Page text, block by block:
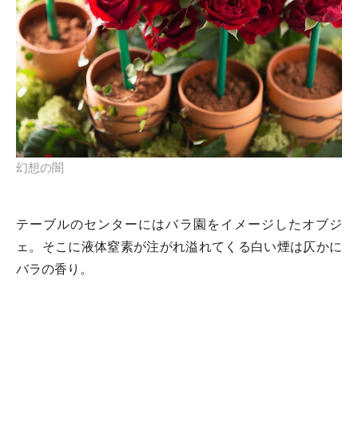
幻想の闇
テーブルのセンターにはバラ園をイメージしたオブジ
ェ。そこに液体窒素が注がれ溢れてくる白い煙は仄かに
バラの香り。